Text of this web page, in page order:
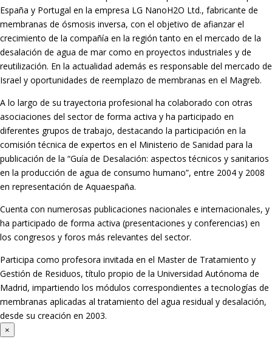
España y Portugal en la empresa LG NanoH2O Ltd., fabricante de
membranas de ósmosis inversa, con el objetivo de afianzar el
crecimiento de la compañía en la región tanto en el mercado de la
desalación de agua de mar como en proyectos industriales y de
reutilización. En la actualidad además es responsable del mercado de
Israel y oportunidades de reemplazo de membranas en el Magreb.
A lo largo de su trayectoria profesional ha colaborado con otras
asociaciones del sector de forma activa y ha participado en
diferentes grupos de trabajo, destacando la participación en la
comisión técnica de expertos en el Ministerio de Sanidad para la
publicación de la “Guía de Desalación: aspectos técnicos y sanitarios
en la producción de agua de consumo humano”, entre 2004 y 2008
en representación de Aquaespaña.
Cuenta con numerosas publicaciones nacionales e internacionales, y
ha participado de forma activa (presentaciones y conferencias) en
los congresos y foros más relevantes del sector.
Participa como profesora invitada en el Master de Tratamiento y
Gestión de Residuos, título propio de la Universidad Autónoma de
Madrid, impartiendo los módulos correspondientes a tecnologías de
membranas aplicadas al tratamiento del agua residual y desalación,
desde su creación en 2003.
×